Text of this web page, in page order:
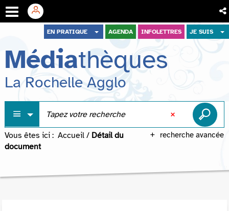
menu
contenu
recherche
EN PRATIQUE AGENDA INFOLETTRES JE SUIS
Médiathèques
La Rochelle Agglo
recherche avancée
Vous êtes ici : Accueil / Détail du
document